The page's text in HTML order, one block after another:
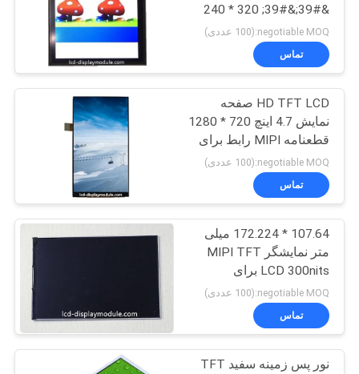
نقشه
سایت
حریم
خصوصی
&#39;&#39; 320 * 240
وضوح 64.80 * 48.60mm
negotiable MOQ:(100 عددی)
تماس
HD TFT LCD صفحه
نمایش 4.7 اینچ 720 * 1280
قطعنامه MIPI رابط برای
مخابرات
negotiable MOQ:(100 عددی)
تماس
107.64 * 172.224 میلی
متر نمایشگر MIPI TFT
LCD 300nits برای
1280
negotiable MOQ:(100 عددی)
تماس
نور پس زمینه سفید TFT